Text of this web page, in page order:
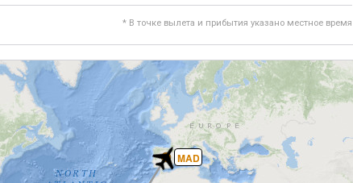
* В точке вылета и прибытия указано местное время
MAD